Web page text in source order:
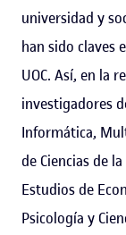
universidad y
han sido claves
UOC. Así, en la
investigadores
Informática,
de Ciencias de
Estudios de
Psicología y